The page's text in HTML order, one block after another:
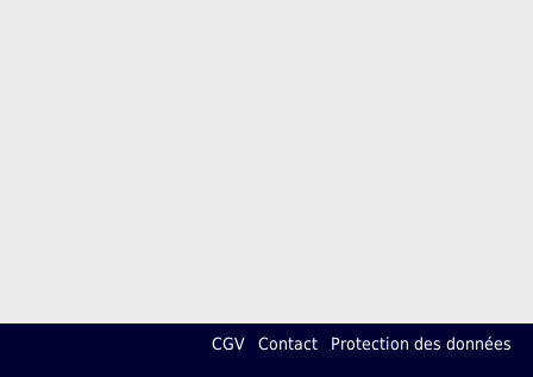
CGV Contact Protection des données